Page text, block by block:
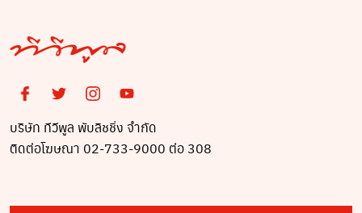
บริษัท ทีวีพูล พับลิชชิ่ง จำกัด
ติดต่อโฆษณา 02-733-9000 ต่อ 308